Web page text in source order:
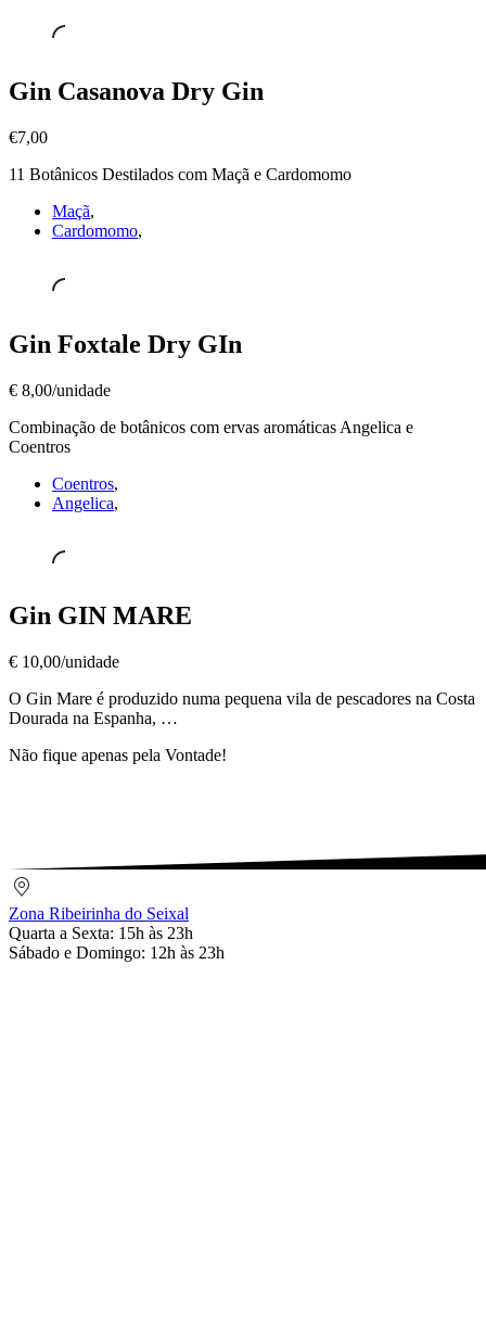
´s,
Dry
Gin
€7,00
Gin Casanova Dry Gin
€7,00
11 Botânicos Destilados com Maçã e Cardomomo
Maçã,
Cardomomo,
´s,
Gin
Foxtale
Dry
GIn
8,00/unidade
Gin Foxtale Dry GIn
€ 8,00/unidade
Combinação de botânicos com ervas aromáticas Angelica e
Coentros
Coentros,
Angelica,
´s
Gin
GIN
MARE
€
10,00/unidade
Gin GIN MARE
€ 10,00/unidade
O Gin Mare é produzido numa pequena vila de pescadores na Costa
Dourada na Espanha, …
Não fique apenas pela Vontade!
do
Seixal
Zona Ribeirinha do Seixal
Quarta a Sexta: 15h às 23h
Sábado e Domingo: 12h às 23h